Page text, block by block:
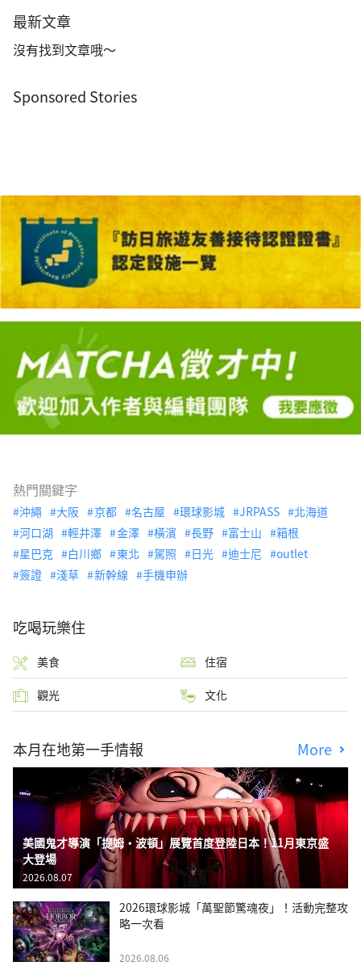
最新文章
沒有找到文章哦～
Sponsored Stories
熱門關鍵字
沖繩 大阪 京都 名古屋 環球影城 JRPASS
北海道
河口湖
輕井澤 金澤 橫濱 長野 富士山
箱根
星巴克
白川鄉 東北 駕照 日光 迪士尼
outlet
簽證
淺草 新幹線 手機申辦
吃喝玩樂住
美食 住宿
觀光 文化
本月在地第一手情報 More
美國鬼才導演「提姆・波頓」展覽首度登陸日本！11月東京盛
大登場
2026.08.07
2026環球影城「萬聖節驚魂夜」！活動完整攻
略一次看
2026.08.06